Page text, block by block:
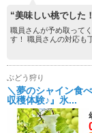
“美味しい桃でした
職員さんが予め取って
す！ 職員さんの対応も丁
ぶどう狩り
＼夢のシャイン食
収穫体験♪』氷...